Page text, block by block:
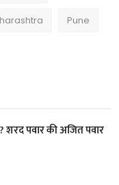
Pune
शरद पवार की अजित पवार